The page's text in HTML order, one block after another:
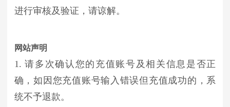
进行审核及验证，请谅解。
网站声明
1. 请多次确认您的充值账号及相关信息是否正
确，如因您充值账号输入错误但充值成功的，系
统不予退款。